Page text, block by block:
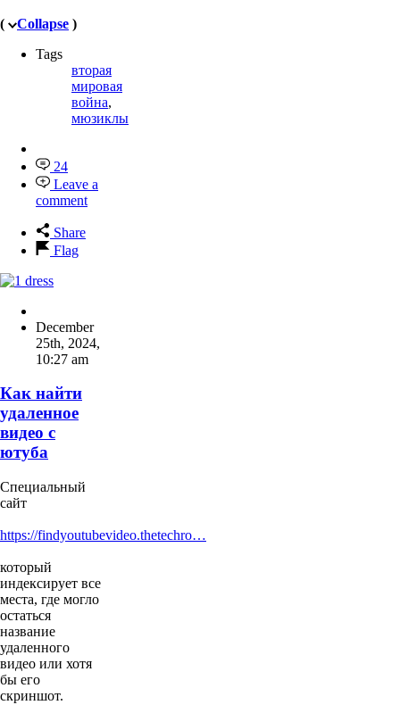
( Collapse )
Tags
вторая
мировая
война,
мюзиклы
24
Leave a
comment
Share
Flag
December
25th, 2024,
10:27 am
Как найти
удаленное
видео с
ютуба
Специальный
сайт
https://findyoutubevideo.thetechro…
который
индексирует все
места, где могло
остаться
название
удаленного
видео или хотя
бы его
скриншот.